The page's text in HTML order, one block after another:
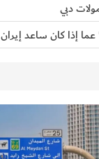
دبي
إذا كان ساعد إيران